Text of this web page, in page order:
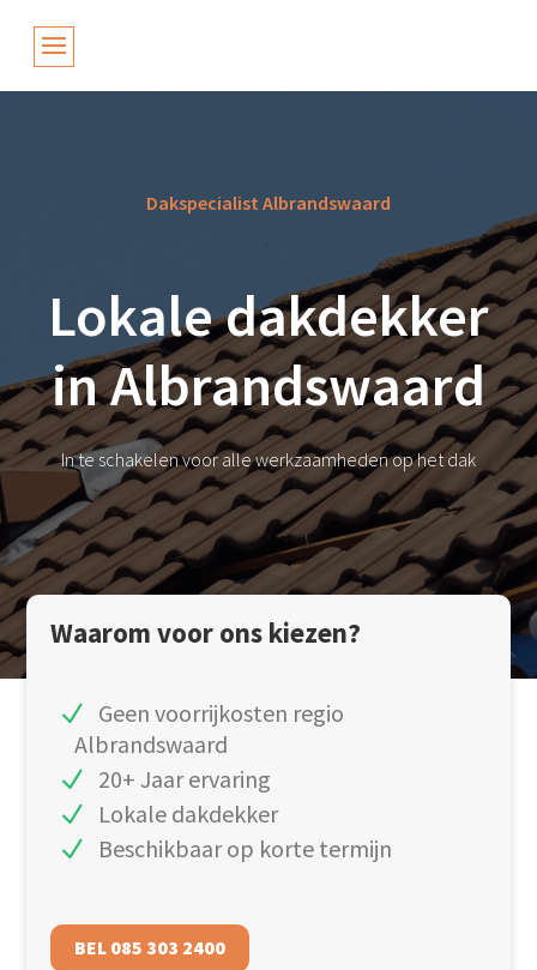
Dakspecialist Albrandswaard
Lokale dakdekker
in Albrandswaard
In te schakelen voor alle werkzaamheden op het dak
Waarom voor ons kiezen?
Geen voorrijkosten regio
Albrandswaard
20+ Jaar ervaring
Lokale dakdekker
Beschikbaar op korte termijn
BEL 085 303 2400